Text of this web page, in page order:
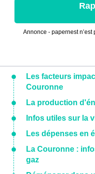
Annonce - papernest n’est
Les facteurs
Couronne
La production
Infos utiles sur la
Les dépenses en
La Couronne :
gaz